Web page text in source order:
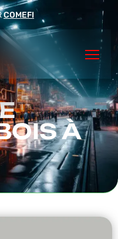
COMEFI
À